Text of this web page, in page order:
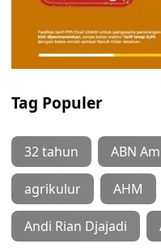
Tag Populer
32 tahun ABN
agrikulur AHM
Andi Rian Djajadi